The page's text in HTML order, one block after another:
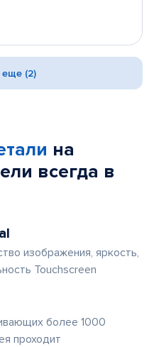
еще (2)
на
всегда в
изображения, яркость,
Touchscreen
более 1000
проходит